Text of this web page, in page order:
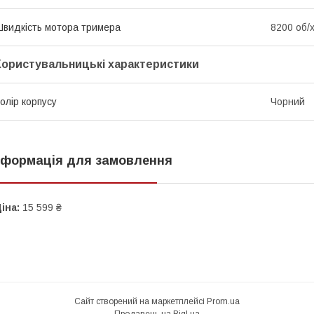
мотора тримера 8200 об/
характеристики
корпусу Чорний
для замовлення
15 599 ₴
Сайт створений на маркетплейсі Prom.ua